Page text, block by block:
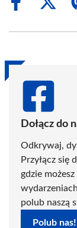
Share
Share
Dołącz do
Odkrywaj,
Przyłącz się
gdzie
polub naszą
Polub nas!